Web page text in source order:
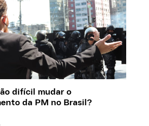
difícil mudar o
da PM no Brasil?